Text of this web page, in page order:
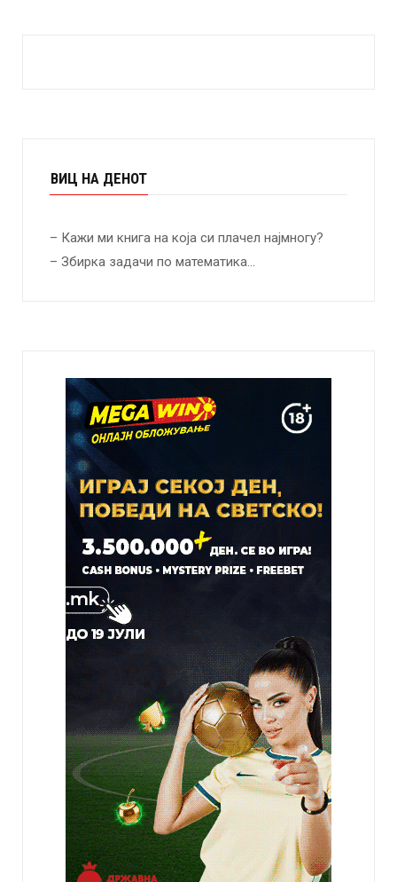
ВИЦ НА ДЕНОТ
– Кажи ми книга на која си плачел најмногу?
– Збирка задачи по математика…